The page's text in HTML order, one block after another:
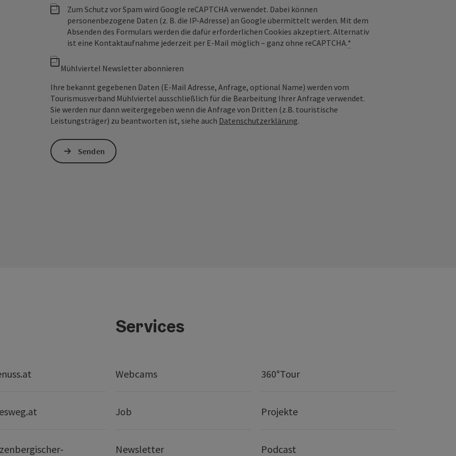
Zum Schutz vor Spam wird Google reCAPTCHA verwendet. Dabei können
personenbezogene Daten (z. B. die IP-Adresse) an Google übermittelt werden. Mit dem
Absenden des Formulars werden die dafür erforderlichen Cookies akzeptiert. Alternativ
ist eine Kontaktaufnahme jederzeit per E-Mail möglich – ganz ohne reCAPTCHA.*
Mühlviertel Newsletter abonnieren
Ihre bekannt gegebenen Daten (E-Mail Adresse, Anfrage, optional Name) werden vom
Tourismusverband Mühlviertel ausschließlich für die Bearbeitung Ihrer Anfrage verwendet.
Sie werden nur dann weitergegeben wenn die Anfrage von Dritten (z.B. touristische
Leistungsträger) zu beantworten ist, siehe auch Datenschutzerklärung.
Senden
Services
Webcams 360°Tour
Job Projekte
Newsletter Podcast